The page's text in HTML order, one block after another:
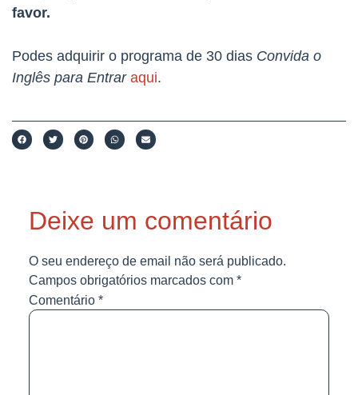
favor.
Podes adquirir o programa de 30 dias Convida o
Inglês para Entrar aqui.
Deixe um comentário
O seu endereço de email não será publicado.
Campos obrigatórios marcados com *
Comentário *